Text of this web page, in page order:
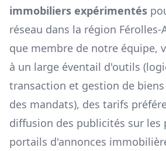
immobiliers expérimentés
réseau dans la région
que membre de notre équipe,
à un large éventail d'outils
transaction et gestion de
des mandats), des tarifs
diffusion des publicités sur les
portails d'annonces